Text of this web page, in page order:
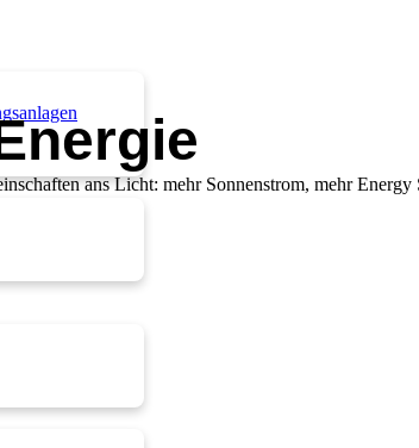
ans Licht: mehr Sonnenstrom, mehr